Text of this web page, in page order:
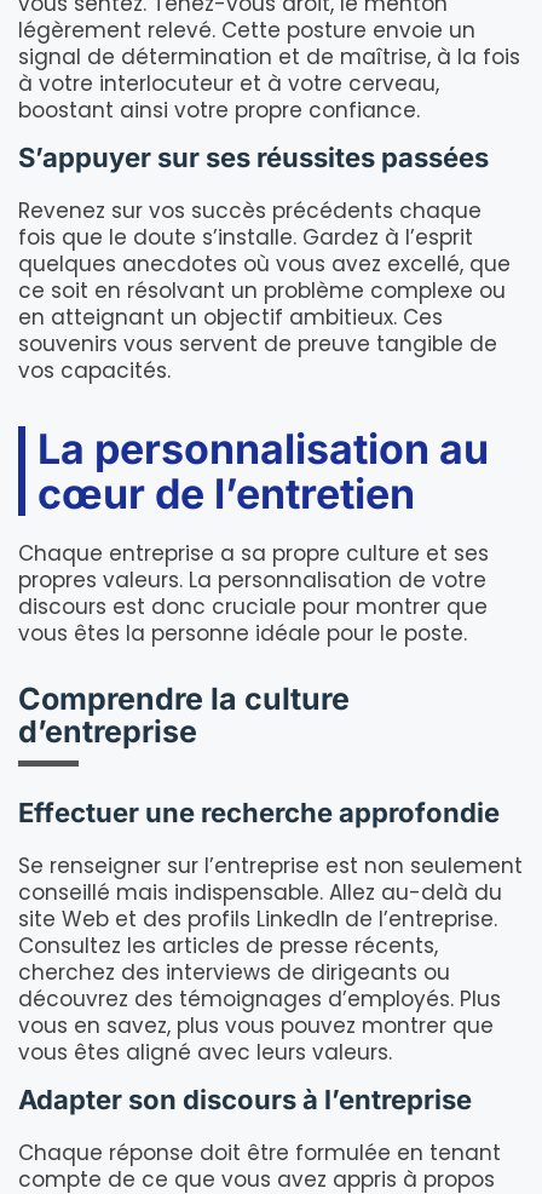
légèrement relevé. Cette posture envoie un
signal de détermination et de maîtrise, à la fois
à votre interlocuteur et à votre cerveau,
boostant ainsi votre propre confiance.
S’appuyer sur ses réussites passées
Revenez sur vos succès précédents chaque
fois que le doute s’installe. Gardez à l’esprit
quelques anecdotes où vous avez excellé, que
ce soit en résolvant un problème complexe ou
en atteignant un objectif ambitieux. Ces
souvenirs vous servent de preuve tangible de
vos capacités.
La personnalisation au
cœur de l’entretien
Chaque entreprise a sa propre culture et ses
propres valeurs. La personnalisation de votre
discours est donc cruciale pour montrer que
vous êtes la personne idéale pour le poste.
Comprendre la culture
d’entreprise
Effectuer une recherche approfondie
Se renseigner sur l’entreprise est non seulement
conseillé mais indispensable. Allez au-delà du
site Web et des profils LinkedIn de l’entreprise.
Consultez les articles de presse récents,
cherchez des interviews de dirigeants ou
découvrez des témoignages d’employés. Plus
vous en savez, plus vous pouvez montrer que
vous êtes aligné avec leurs valeurs.
Adapter son discours à l’entreprise
Chaque réponse doit être formulée en tenant
compte de ce que vous avez appris à propos